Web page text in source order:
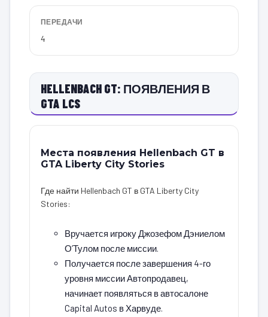
ПЕРЕДАЧИ
4
HELLENBACH GT: ПОЯВЛЕНИЯ В
GTA LCS
Места появления Hellenbach GT в
GTA Liberty City Stories
Где найти Hellenbach GT в GTA Liberty City
Stories:
Вручается игроку Джозефом Дэниелом
О’Тулом после миссии.
Получается после завершения 4-го
уровня миссии Автопродавец,
начинает появляться в автосалоне
Capital Autos в Харвуде.